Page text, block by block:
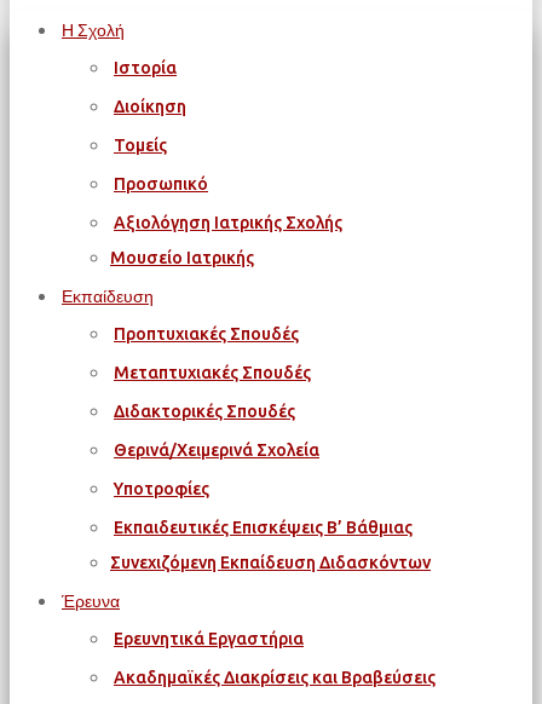
Η Σχολή
Ιστορία
Διοίκηση
Τομείς
Προσωπικό
Αξιολόγηση Ιατρικής Σχολής
Μουσείο Ιατρικής
Εκπαίδευση
Προπτυχιακές Σπουδές
Μεταπτυχιακές Σπουδές
Διδακτορικές Σπουδές
Θερινά/Χειμερινά Σχολεία
Υποτροφίες
Εκπαιδευτικές Επισκέψεις Β’ Βάθμιας
Συνεχιζόμενη Εκπαίδευση Διδασκόντων
Έρευνα
Ερευνητικά Εργαστήρια
Ακαδημαϊκές Διακρίσεις και Βραβεύσεις